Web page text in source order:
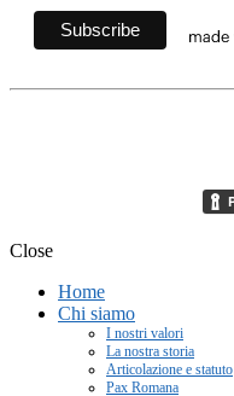
Close
Home
Chi siamo
I nostri valori
La nostra storia
Articolazione e statuto
Pax Romana